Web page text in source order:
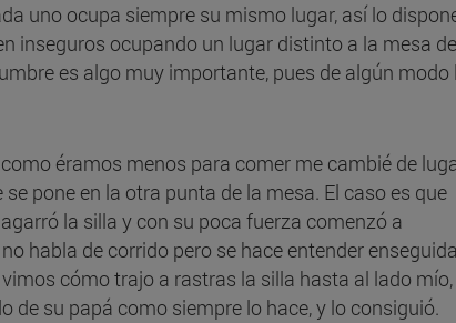
uno ocupa siempre su mismo lugar, así lo
inseguros ocupando un lugar distinto a la mesa
es algo muy importante, pues de algún modo
éramos menos para comer me cambié de
pone en la otra punta de la mesa. El caso es que
la silla y con su poca fuerza comenzó a
habla de corrido pero se hace entender enseguida
cómo trajo a rastras la silla hasta al lado mío,
de su papá como siempre lo hace, y lo consiguió.